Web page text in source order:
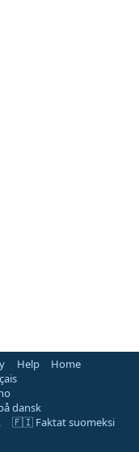
Help
Home
dansk
🇫🇮 Faktat suomeksi